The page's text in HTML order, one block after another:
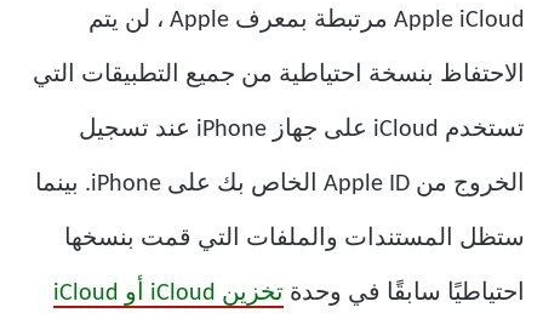
Apple iCloud مرتبطة بمعرف Apple ، لن يتم
الاحتفاظ بنسخة احتياطية من جميع التطبيقات التي
تستخدم iCloud على جهاز iPhone عند تسجيل
الخروج من Apple ID الخاص بك على iPhone. بينما
ستظل المستندات والملفات التي قمت بنسخها
احتياطيًا سابقًا في وحدة تخزين iCloud أو iCloud